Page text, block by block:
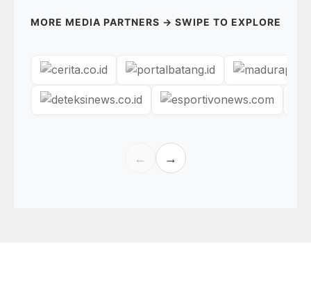
MORE MEDIA PARTNERS → SWIPE TO EXPLORE
← →